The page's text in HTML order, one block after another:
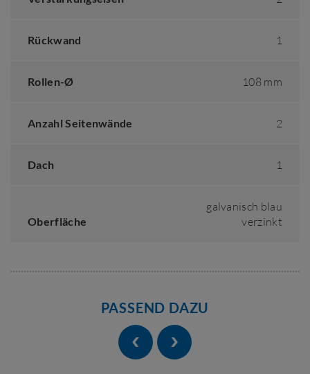
Rückwand 1
Rollen-Ø 108 mm
Anzahl Seitenwände 2
Dach 1
Oberfläche
galvanisch blau
verzinkt
PASSEND DAZU